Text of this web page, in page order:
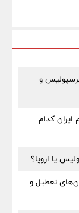
و
ایران کدام
یا اروپا؟
استان‌های تعطیل و